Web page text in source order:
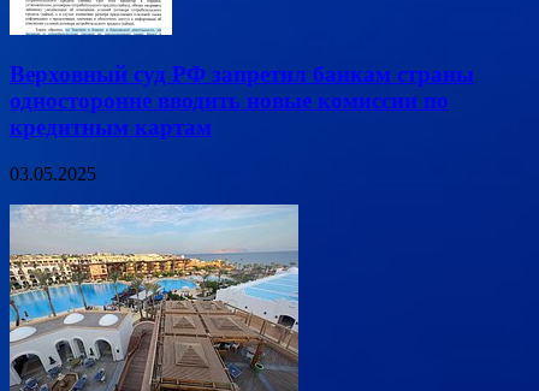
Верховный суд РФ запретил банкам страны
односторонне вводить новые комиссии по
кредитным картам
03.05.2025